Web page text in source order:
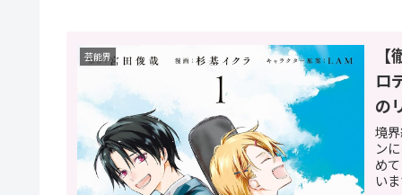
芸能界
ロ
の
境
ン
め
い